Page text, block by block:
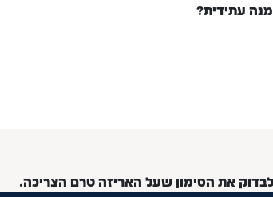
עתידית?
את הסימון שעל האריזה טרם הצריכה.